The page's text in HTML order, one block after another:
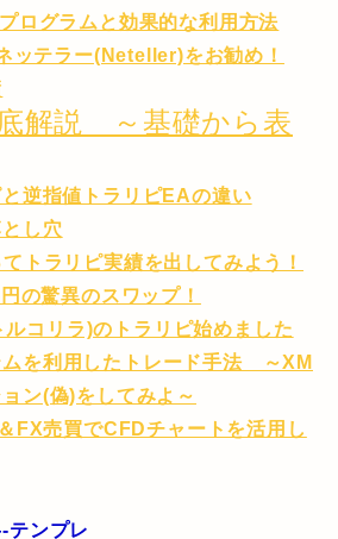
ログラムと効果的な利用方法
ッテラー(Neteller)をお勧め！
解説 ～基礎から表
逆指値トラリピEAの違い
し穴
トラリピ実績を出してみよう！
の驚異のスワップ！
コリラ)のトラリピ始めました
ムを利用したトレード手法 ～XM
ン(偽)をしてみよ～
FX売買でCFDチャートを活用し
プレ